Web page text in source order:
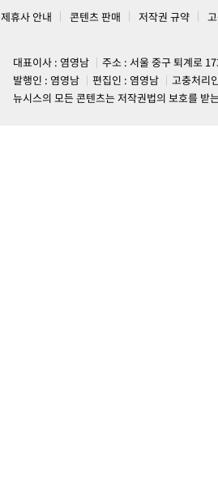
제휴사 안내 콘텐츠 판매 저작권 규약
대표이사 : 염영남
주소 : 서울 중구 퇴계로
발행인 : 염영남
편집인 : 염영남
고충처리
뉴시스의 모든 콘텐츠는 저작권법의 보호를